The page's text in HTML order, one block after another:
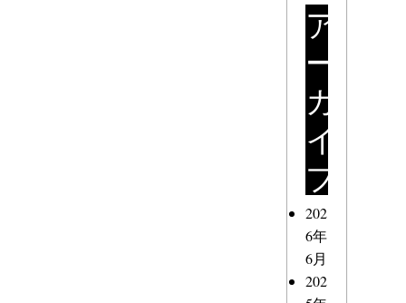
ア
ー
カ
イ
ブ
202
6年
6月
202